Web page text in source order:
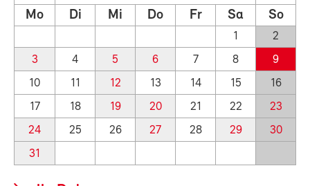
Mo Di Mi Do Fr Sa So
1
2
3
4 5 6 7 8
9
10
11 12 13 14 15
16
17
18 19 20 21 22
23
24
25 26 27 28 29
30
31